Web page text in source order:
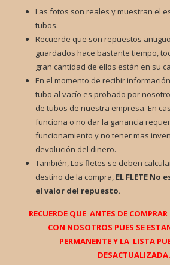
Las fotos son reales y muestran el
tubos.
Recuerde que son repuestos
guardados hace bastante tiempo,
gran cantidad de ellos están en su
En el momento de recibir
tubo al vacío es probado por
de tubos de nuestra empresa. En
funciona o no dar la ganancia
funcionamiento y no tener mas
devolución del dinero.
También, Los fletes se deben
destino de la compra, EL FLETE No
el valor del repuesto.
RECUERDE QUE ANTES DE
CON NOSOTROS PUES SE
PERMANENTE Y LA LISTA
DESACTUALIZADA.